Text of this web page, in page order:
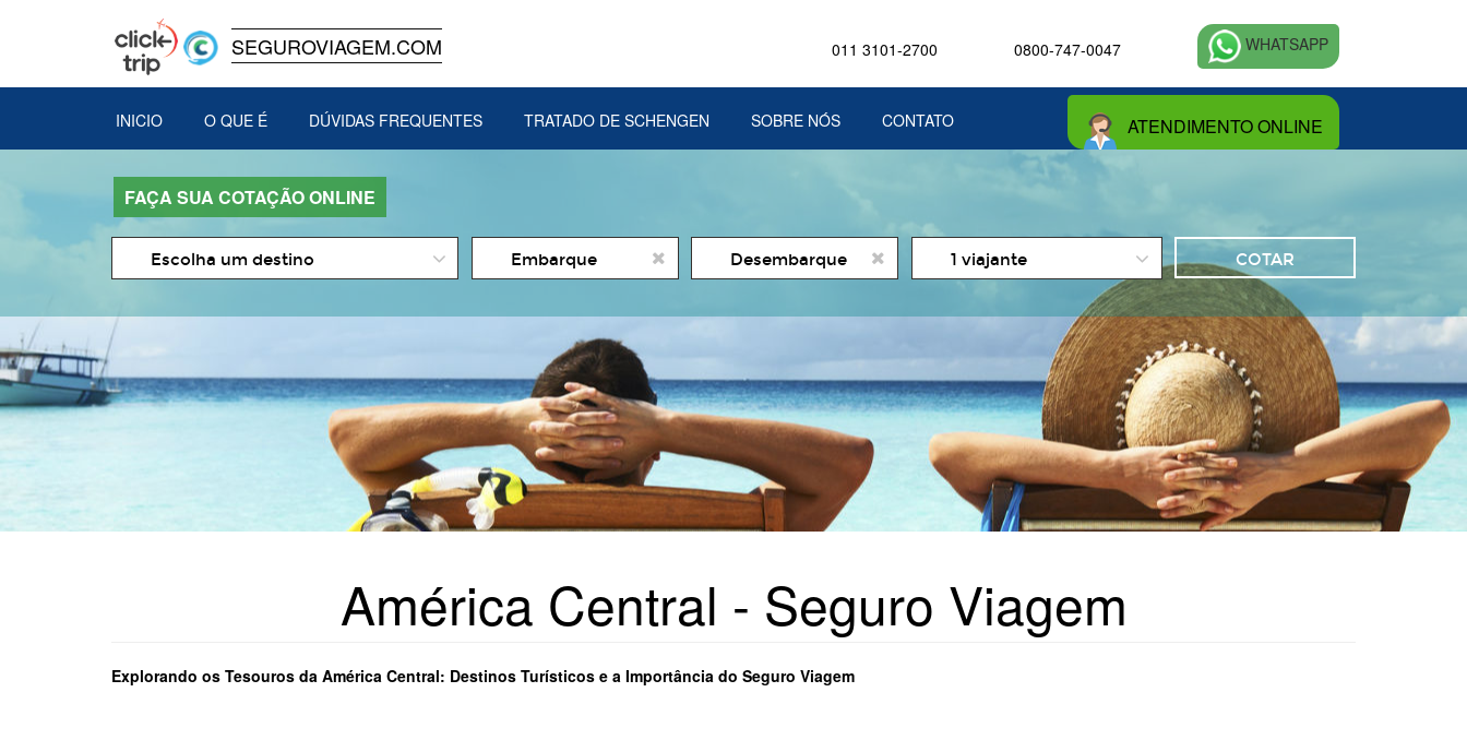
SEGUROVIAGEM.COM WHATSAPP
0800-747-0047
011 3101-2700
INICIO O QUE É DÚVIDAS FREQUENTES TRATADO DE SCHENGEN SOBRE NÓS CONTATO ATENDIMENTO ONLINE
FAÇA SUA COTAÇÃO ONLINE
Escolha um destino
de
Date
de
Numero
de
1 viajante
América Central - Seguro Viagem
Explorando os Tesouros da América Central: Destinos Turísticos e a Importância do Seguro Viagem